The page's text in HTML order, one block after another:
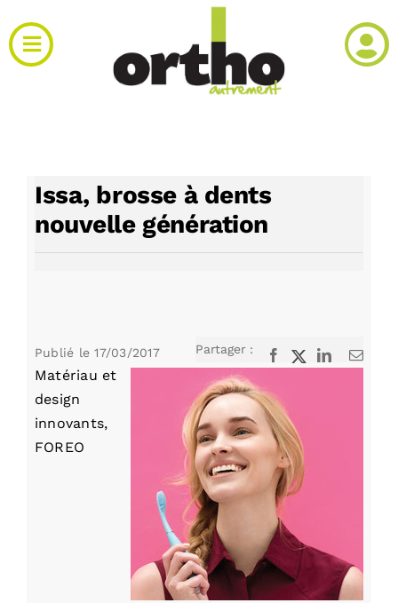
au
contenu
Toggle
Navigation
Produits
Rechercher:
Issa, brosse à dents
nouvelle génération
Publié le 17/03/2017 Partager : Facebook
X LinkedInEmail
Matériau et
design
innovants,
FOREO